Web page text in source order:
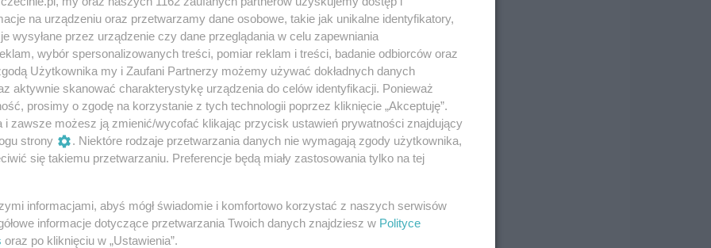
spełniać zawodowo, drudzy zwiedzać odległe zakątki
ze swoimi dziećmi. Posiadanie potomstwa stało się dla Lidki
Jednak na drodze do spełnienia tego pragnienia stanęło wiele
zajścia w ciążę i nieudane małżeństwo. Wszystko ułożyło
brutalna rzeczywistość. Dziecko stało się obsesją pani
przelała czarę goryczy i zmusiła Lidkę do porwania synka
na urządzeniu oraz przetwarzamy dane osobowe, takie jak unikalne identyfikatory,
wysyłane przez urządzenie czy dane przeglądania w celu zapewniania
wybór spersonalizowanych treści, pomiar reklam i treści, badanie odbiorców oraz
Użytkownika my i Zaufani Partnerzy możemy używać dokładnych danych
aktywnie skanować charakterystykę urządzenia do celów identyfikacji. Ponieważ
prosimy o zgodę na korzystanie z tych technologii poprzez kliknięcie „Akceptuję”.
i zawsze możesz ją zmienić/wycofać klikając przycisk ustawień prywatności znajdujący
strony
. Niektóre rodzaje przetwarzania danych nie wymagają zgody użytkownika,
się takiemu przetwarzaniu. Preferencje będą miały zastosowania tylko na tej
informacjami, abyś mógł świadomie i komfortowo korzystać z naszych serwisów
informacje dotyczące przetwarzania Twoich danych znajdziesz w Polityce
oraz po kliknięciu w „Ustawienia”.